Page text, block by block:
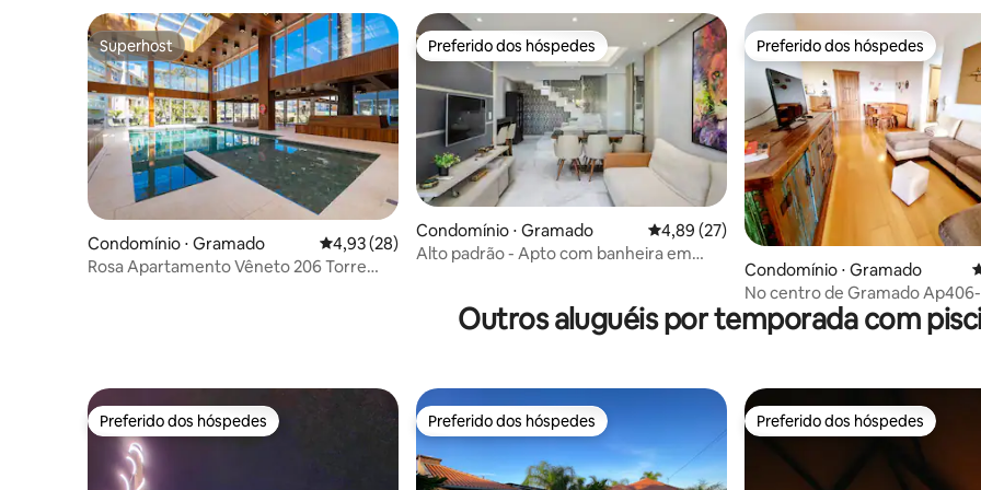
Superhost
Superhost
Condomínio ⋅ Gramado 4,93 de uma avaliação média de 5, 28 avaliações
4,93 (28)
Rosa Apartamento Vêneto 206 Torre
Preferido dos hóspedes
Preferido dos hóspedes
Condomínio ⋅ Gramado 4,89 de uma avaliação média de 5, 27
4,89 (27)
Alto padrão - Apto com banheira em
Preferido dos hóspedes
Preferido dos hóspedes
Condomínio ⋅ Gramado
No centro de Gramado Ap406-
Acomoda até 4pessoas!
Outros aluguéis por temporada com
Preferido dos hóspedes
Preferido dos hóspedes Preferido dos hóspedes
Preferido dos hóspedes Preferido dos hóspedes
Preferido dos hóspedes